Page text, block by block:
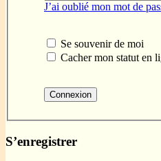
J’ai oublié mon mot de
Se souvenir de moi
Cacher mon statut en
S’enregistrer